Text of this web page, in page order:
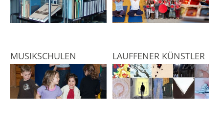
MUSIKSCHULEN LAUFFENER KÜNSTLER